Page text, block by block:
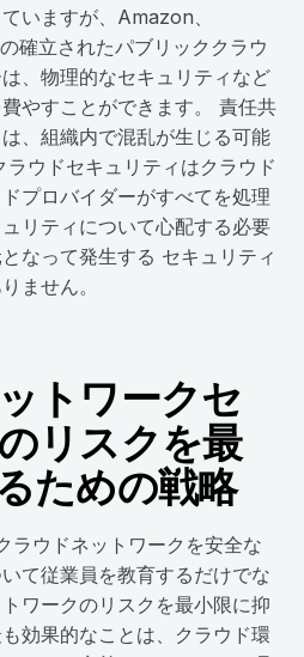
いますが、Amazon、
確立されたパブリッククラウ
、物理的なセキュリティなど
やすことができます。 責任共
、組織内で混乱が生じる可能
ウドセキュリティはクラウド
プロバイダーがすべてを処理
リティについて心配する必要
なって発生する セキュリティ
ません。
トワークセ
リスクを最
ための戦略
ラウドネットワークを安全な
て従業員を教育するだけでな
ワークのリスクを最小限に抑
効果的なことは、クラウド環